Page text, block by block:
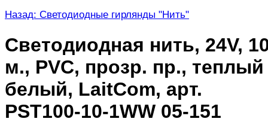
Назад: Светодиодные гирлянды "Нить"
Светодиодная нить, 24V,
м., PVC, прозр. пр., теплый
белый, LaitCom, арт.
PST100-10-1WW 05-151